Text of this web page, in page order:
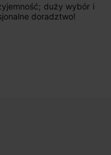
duży wybór i
doradztwo!